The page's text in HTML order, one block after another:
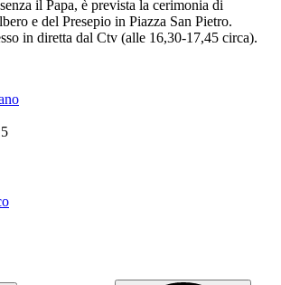
il Papa, è prevista la cerimonia di
e del Presepio in Piazza San Pietro.
in diretta dal Ctv (alle 16,30-17,45 circa).